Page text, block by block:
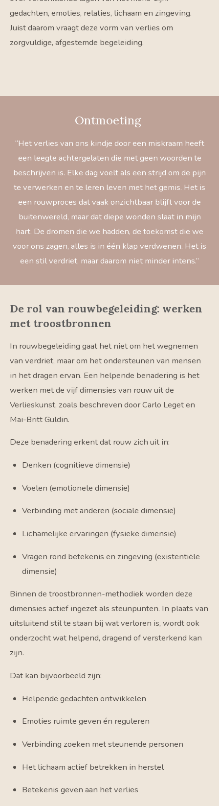
gedachten, emoties, relaties, lichaam en zingeving.
Juist daarom vraagt deze vorm van verlies om
zorgvuldige, afgestemde begeleiding.
Ontmoeting
“Het verlies van ons kindje door een miskraam heeft
een leegte achtergelaten die met geen woorden te
beschrijven is. Elke dag voelt als een strijd om de pijn
te verwerken en te leren leven met het gemis. Het is
een rouwproces dat vaak onzichtbaar blijft voor de
buitenwereld, maar dat diepe wonden slaat in mijn
hart. De dromen die we hadden, de toekomst die we
voor ons zagen, alles is in één klap verdwenen. Het is
een stil verdriet, maar daarom niet minder intens.”
De rol van rouwbegeleiding: werken
met troostbronnen
In rouwbegeleiding gaat het niet om het wegnemen
van verdriet, maar om het ondersteunen van mensen
in het dragen ervan. Een helpende benadering is het
werken met de vijf dimensies van rouw uit de
Verlieskunst, zoals beschreven doorCarlo Legeten
Mai-Britt Guldin.
Deze benadering erkent dat rouw zich uit in:
Denken (cognitieve dimensie)
Voelen (emotionele dimensie)
Verbinding met anderen (sociale dimensie)
Lichamelijke ervaringen (fysieke dimensie)
Vragen rond betekenis en zingeving (existentiële
dimensie)
Binnen de troostbronnen-methodiek worden deze
dimensies actief ingezet als steunpunten. In plaats van
uitsluitend stil te staan bij wat verloren is, wordt ook
onderzocht wat helpend, dragend of versterkend kan
zijn.
Dat kan bijvoorbeeld zijn:
Helpende gedachten ontwikkelen
Emoties ruimte geven én reguleren
Verbinding zoeken met steunende personen
Het lichaam actief betrekken in herstel
Betekenis geven aan het verlies